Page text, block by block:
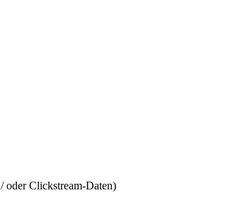
oder Clickstream-Daten)